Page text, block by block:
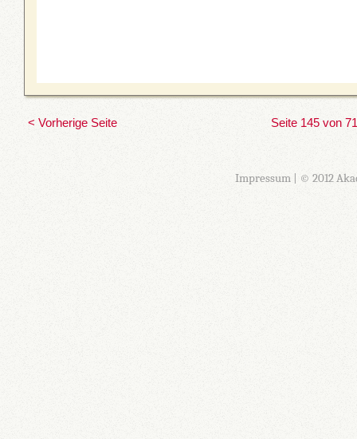
< Vorherige Seite Seite 145 von
Impressum| © 2012